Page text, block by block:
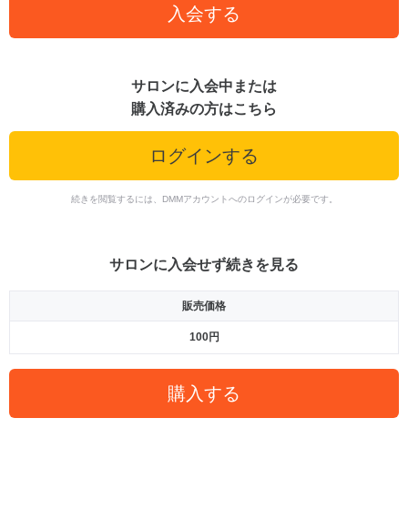
入会する
サロンに入会中または
購入済みの方はこちら
ログインする
続きを閲覧するには、DMMアカウントへのログインが必要です。
サロンに入会せず続きを見る
販売価格
100円
購入する